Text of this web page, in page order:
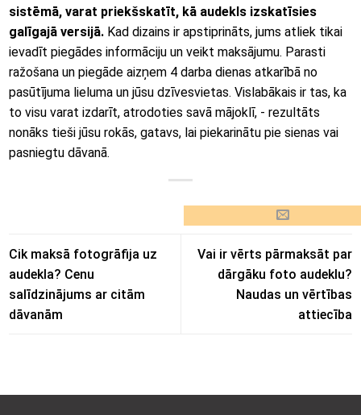
sistēmā, varat priekšskatīt, kā audekls izskatīsies
galīgajā versijā. Kad dizains ir apstiprināts, jums atliek tikai
ievadīt piegādes informāciju un veikt maksājumu. Parasti
ražošana un piegāde aizņem 4 darba dienas atkarībā no
pasūtījuma lieluma un jūsu dzīvesvietas. Vislabākais ir tas, ka
to visu varat izdarīt, atrodoties savā mājoklī, - rezultāts
nonāks tieši jūsu rokās, gatavs, lai piekarinātu pie sienas vai
pasniegtu dāvanā.
Cik maksā fotogrāfija uz
audekla? Cenu
salīdzinājums ar citām
dāvanām
Vai ir vērts pārmaksāt par
dārgāku foto audeklu?
Naudas un vērtības
attiecība